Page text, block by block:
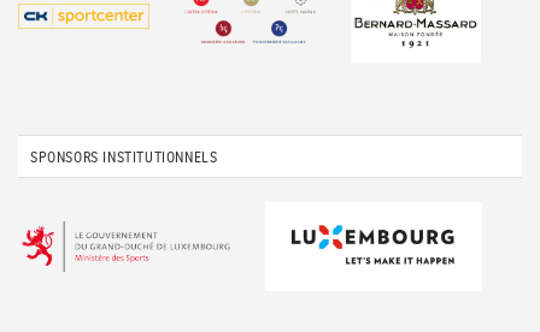
SPONSORS INSTITUTIONNELS